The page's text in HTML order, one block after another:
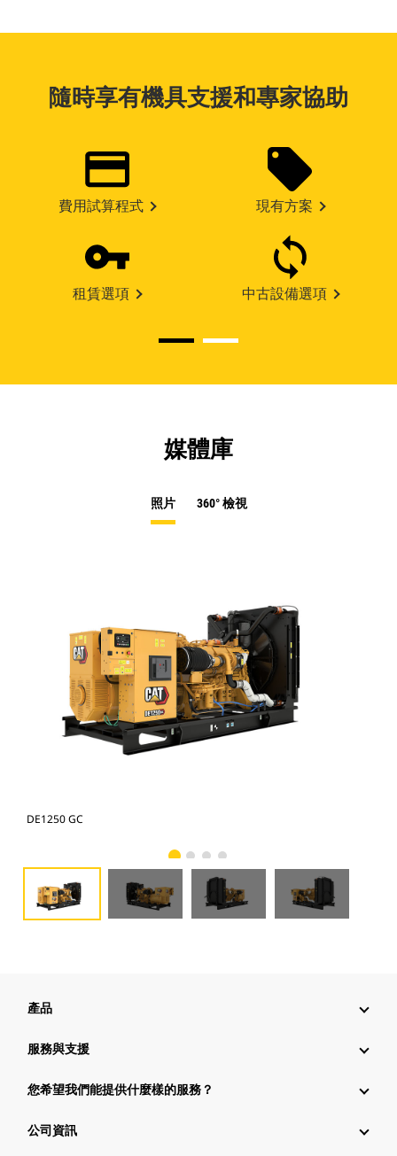
隨時享有機具支援和專家協助
費用試算程式 現有方案
租賃選項 中古設備選項
媒體庫
照片 360° 檢視
DE1250 GC
產品
服務與支援
您希望我們能提供什麼樣的服務？
公司資訊